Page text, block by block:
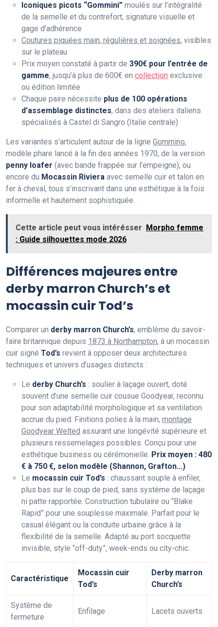
Iconiques picots “Gommini” moulés sur l’intégralité
de la semelle et du contrefort, signature visuelle et
gage d’adhérence
Coutures piquées main, régulières et soignées, visibles
sur le plateau
Prix moyen constaté à partir de 390€ pour l’entrée de
gamme, jusqu’à plus de 600€ en collection exclusive
ou édition limitée
Chaque paire nécessite plus de 100 opérations
d’assemblage distinctes, dans des ateliers italiens
spécialisés à Castel di Sangro (Italie centrale)
Les variantes s’articulent autour de la ligne Gommino,
modèle phare lancé à la fin des années 1970, de la version
penny loafer (avec bande frappée sur l’empeigne), ou
encore du Mocassin Riviera avec semelle cuir et talon en
fer à cheval, tous s’inscrivant dans une esthétique à la fois
informelle et hautement sophistiquée.
Cette article peut vous intérésser
Morpho femme
: Guide silhouettes mode 2026
Différences majeures entre
derby marron Church’s et
mocassin cuir Tod’s
Comparer un derby marron Church’s, emblème du savoir-
faire britannique depuis 1873 à Northampton, à un mocassin
cuir signé Tod’s revient à opposer deux architectures
techniques et univers d’usages distincts :
Le derby Church’s : soulier à laçage ouvert, doté
souvent d’une semelle cuir cousue Goodyear, reconnu
pour son adaptabilité morphologique et sa ventilation
accrue du pied. Finitions polies à la main, montage
Goodyear Welted assurant une longévité supérieure et
plusieurs ressemelages possibles. Conçu pour une
esthétique business ou cérémonielle. Prix moyen : 480
€ à 750 €, selon modèle (Shannon, Grafton…)
Le mocassin cuir Tod’s : chaussant souple à enfiler,
plus bas sur le coup de pied, sans système de laçage
ni patte rapportée. Construction tubulaire ou “Blake
Rapid” pour une souplesse maximale. Parfait pour le
casual élégant ou la conduite urbaine grâce à la
flexibilité de la semelle. Adapté au port socquette
invisible, style “off-duty”, week-ends ou city-chic.
Caractéristique
Mocassin cuir
Tod’s
Derby marron
Church’s
Système de
fermeture
Enfilage Lacets ouverts